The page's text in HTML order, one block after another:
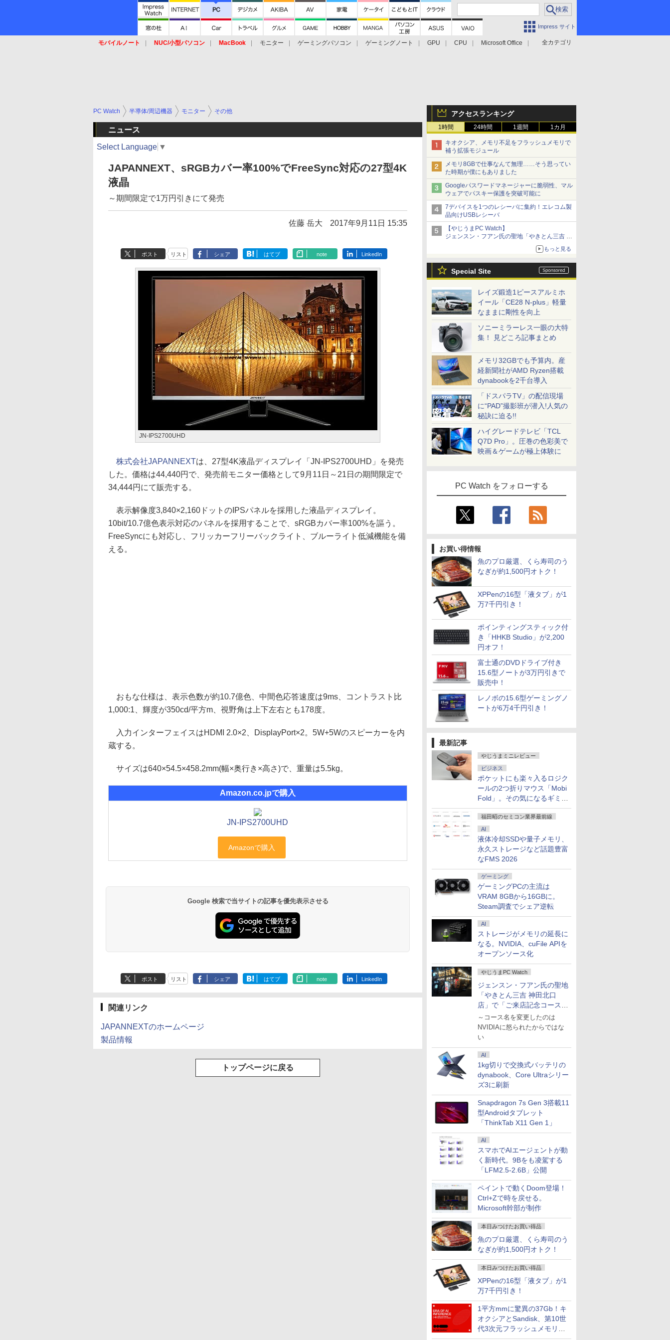
Impress サイト
全カテゴリ
モバイルノート NUC/小型パソコン MacBook モニター ゲーミングパソコン ゲーミングノート GPU CPU
Microsoft Office
アクセスランキング
1時間 24時間 1週間 1カ月
キオクシア、メモリ不足をフラッシュメモリで
補う拡張モジュール
メモリ8GBで仕事なんて無理……そう思ってい
た時期が僕にもありました
Googleパスワードマネージャーに脆弱性、マル
ウェアでパスキー保護を突破可能に
7デバイスを1つのレシーバに集約！エレコム製
品向けUSBレシーバ
【やじうまPC Watch】
ジェンスン・フアン氏の聖地「やきとん三吉 神
田北口店」で「ご来店記念コース」を娘と堪能
～コース名を変更したのはNVIDIAに怒られたか
もっと見る
Special Site
レイズ鍛造1ピースアルミホ
イール「CE28 N-plus」軽量
なままに剛性を向上
ソニーミラーレス一眼の大特
集！ 見どころ記事まとめ
メモリ32GBでも予算内。産
経新聞社がAMD Ryzen搭載
dynabookを2千台導入
「ドスパラTV」の配信現場
に“PAD”撮影班が潜入!人気の
秘訣に迫る!!
ハイグレードテレビ「TCL
Q7D Pro」。圧巻の色彩美で
映画＆ゲームが極上体験に
PC Watch をフォローする
お買い得情報
魚のプロ厳選、くら寿司のう
なぎが約1,500円オトク！
XPPenの16型「液タブ」が1
万7千円引き！
ポインティングスティック付
き「HHKB Studio」が2,200
円オフ！
富士通のDVDドライブ付き
15.6型ノートが3万円引きで
販売中！
レノボの15.6型ゲーミングノ
ートが6万4千円引き！
最新記事
やじうまミニレビュー
ビジネス
ポケットにも楽々入るロジク
ールの2つ折りマウス「Mobi
Fold」。その気になるギミッ
クとは？
福田昭のセミコン業界最前線
AI
液体冷却SSDや量子メモリ、
永久ストレージなど話題豊富
なFMS 2026
ゲーミング
ゲーミングPCの主流は
VRAM 8GBから16GBに。
Steam調査でシェア逆転
AI
ストレージがメモリの延長に
なる。NVIDIA、cuFile APIを
オープンソース化
やじうまPC Watch
ジェンスン・フアン氏の聖地
「やきとん三吉 神田北口
店」で「ご来店記念コース」
を娘と堪能
～コース名を変更したのは
NVIDIAに怒られたからではな
い
AI
1kg切りで交換式バッテリの
dynabook、Core Ultraシリー
ズ3に刷新
Snapdragon 7s Gen 3搭載11
型Androidタブレット
「ThinkTab X11 Gen 1」
AI
スマホでAIエージェントが動
く新時代。9Bをも凌駕する
「LFM2.5-2.6B」公開
ペイントで動くDoom登場！
Ctrl+Zで時を戻せる。
Microsoft幹部が制作
本日みつけたお買い得品
魚のプロ厳選、くら寿司のう
なぎが約1,500円オトク！
本日みつけたお買い得品
XPPenの16型「液タブ」が1
万7千円引き！
1平方mmに驚異の37Gb！キ
オクシアとSandisk、第10世
代3次元フラッシュメモリを
PC Watch 半導体/周辺機器 モニター その他
ニュース
Select Language ▼
JAPANNEXT、sRGBカバー率100%でFreeSync対応の27型4K
液晶
～期間限定で1万円引きにて発売
佐藤 岳大 2017年9月11日 15:35
ポスト リスト シェア はてブ note LinkedIn
JN-IPS2700UHD
株式会社JAPANNEXTは、27型4K液晶ディスプレイ「JN-IPS2700UHD」を発売
した。価格は44,440円で、発売前モニター価格として9月11日～21日の期間限定で
34,444円にて販売する。
表示解像度3,840×2,160ドットのIPSパネルを採用した液晶ディスプレイ。
10bit/10.7億色表示対応のパネルを採用することで、sRGBカバー率100%を謳う。
FreeSyncにも対応し、フリッカーフリーバックライト、ブルーライト低減機能を備
える。
おもな仕様は、表示色数が約10.7億色、中間色応答速度は9ms、コントラスト比
1,000:1、輝度が350cd/平方m、視野角は上下左右とも178度。
入力インターフェイスはHDMI 2.0×2、DisplayPort×2。5W+5Wのスピーカーを内
蔵する。
サイズは640×54.5×458.2mm(幅×奥行き×高さ)で、重量は5.5kg。
Amazon.co.jpで購入
JN-IPS2700UHD
Google 検索で当サイトの記事を優先表示させる
ポスト リスト シェア はてブ note LinkedIn
関連リンク
JAPANNEXTのホームページ
製品情報
トップページに戻る